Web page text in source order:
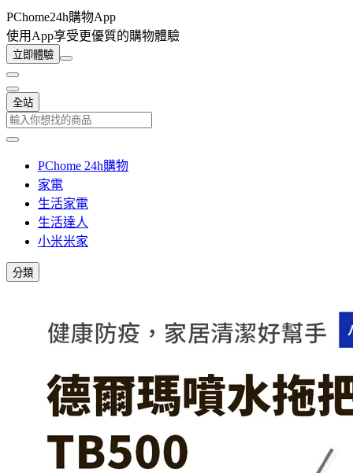
PChome24h購物App
使用App享受更優質的購物體驗
立即體驗
全站
PChome 24h購物
家電
生活家電
生活達人
小米米家
分類